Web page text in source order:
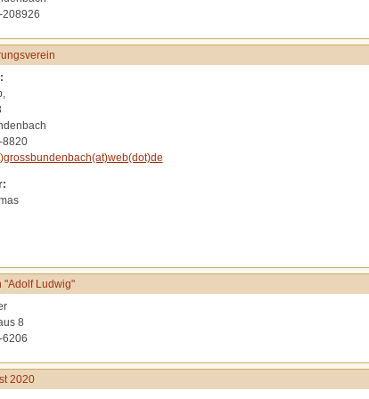
208926
8820
"Adolf Ludwig"
8
6206
2020